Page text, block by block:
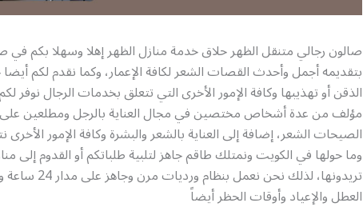
صالون رجالي متنقل الظهر حلاق خدمة منازل الظهر إهلا وسهلا بكم في
بتقديمه أجمل وأحدث القصات الشعر لكافة الإعمار، وكما نقدم لكم أيضا
الذقن أو تهذيبها وكافة الإمور الأخرى التي تتعلق بخدمات الرجال نوفر
مؤلف من عدة أشخاص مختصين في مجال العناية بالرجل ومطلعين
الصيحات الشعر، إضافة إلى العناية بالشعر والبشرة وكافة الإمور الأخرى
وما حولها في الكويت ونمتلك طاقم جاهز لتلبية طلباتكم أو القدوم إلى
تريدونها، لذلك
العطل والإعياد وأوقات الحظر أيضاً